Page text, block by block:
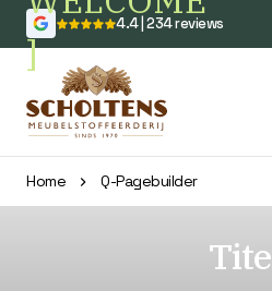
]
4.4 | 234 reviews
Home Q-Pagebuilder